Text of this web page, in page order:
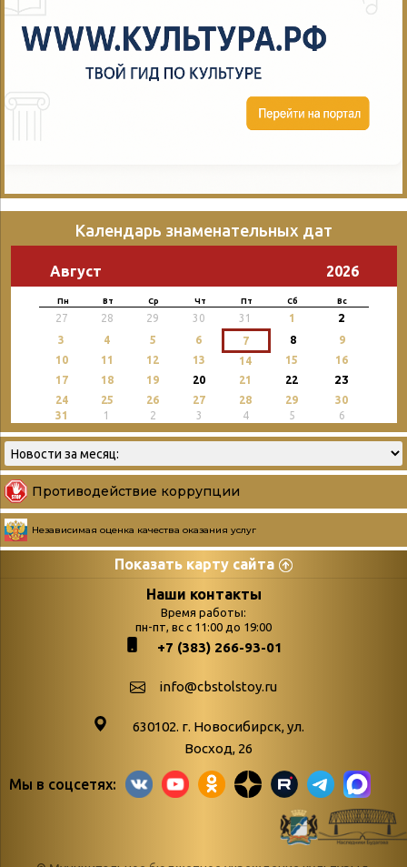
Календарь знаменательных дат
Август 2026
Пн Вт Ср Чт Пт Сб Вс
27 28 29 30 31 1 2
3 4 5 6 7 8
9
10
11 12 13 14 15
16
17
18 19 20 21 22 23
24 25 26 27 28 29
30
31
1 2 3 4 5 6
Противодействие коррупции
Независимая оценка качества оказания услуг
Показать карту сайта
Страницы
podvedenie-itogov-festivalya-
paskhalnaya-palitra
Библионочь – как ярмарка точь-в-
поступлений
Война. Народ.
живые»
«Мне всё
снятся
Наши контакты
Время работы:
пн-пт, вс с 11:00 до 19:00
+7 (383) 266-93-01
info@cbstolstoy.ru
630102. г. Новосибирск, ул.
Восход, 26
Мы в соцсетях: